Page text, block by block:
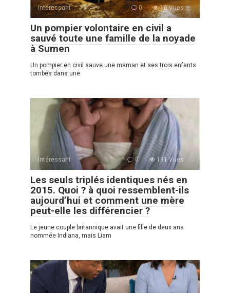
Intéressant 0 16 Vues :
Un pompier volontaire en civil a
sauvé toute une famille de la noyade
à Sumen
Un pompier en сivil sauve une maman et ses trois enfants
tombés dans une
Intéressant 0 131 Vues :
Les seuls triplés identiques nés en
2015. Quoi ? à quoi ressemblent-ils
aujourd’hui et comment une mère
peut-elle les différencier ?
Le jeune couple britannique avait une fille de deux ans
nommée Indiana, mais Liam